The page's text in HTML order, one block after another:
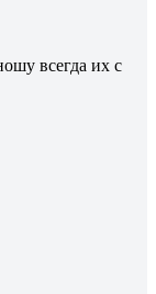
всегда их с